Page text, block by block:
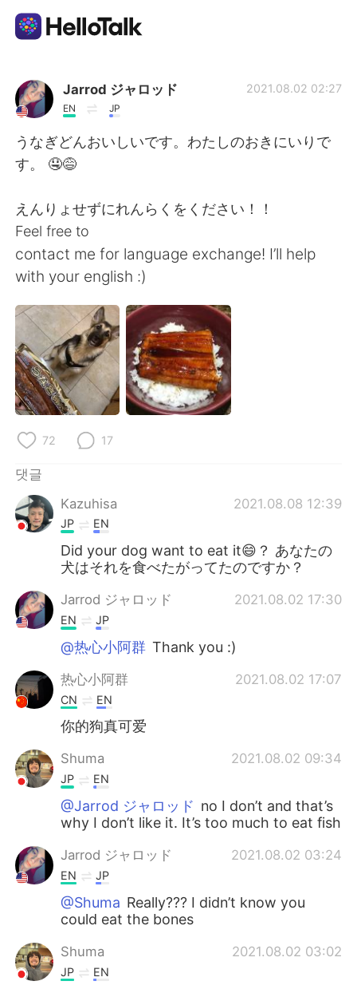
언어 교환 앱
AI Grammar Checker
한국어
繁體中文
العربية Français
Deutsch 日本語
Русский ไทย
Indonesia
Türkçe
Português
Jarrod ジャロッド
EN JP
2021.08.02 02:27
うなぎどんおいしいです。わたしのおきにいりで
す。 🤤😅
えんりょせずにれんらくをください！！
Feel free to
contact me for language exchange! I’ll help
with your english :)
72 17
댓글
Kazuhisa
2021.08.08 12:39
JP EN
Did your dog want to eat it😄？ あなたの
犬はそれを食べたがってたのですか？
Jarrod ジャロッド 2021.08.02 17:30
EN JP
@热心小阿群 Thank you :)
热心小阿群 2021.08.02 17:07
CN EN
你的狗真可爱
Shuma 2021.08.02 09:34
JP EN
@Jarrod ジャロッド no I don’t and that’s
why I don’t like it. It’s too much to eat fish
Jarrod ジャロッド 2021.08.02 03:24
EN JP
@Shuma Really??? I didn’t know you
could eat the bones
Shuma 2021.08.02 03:02
JP EN